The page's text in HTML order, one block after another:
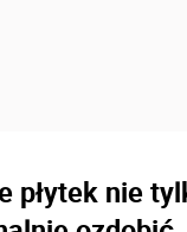
płytek nie